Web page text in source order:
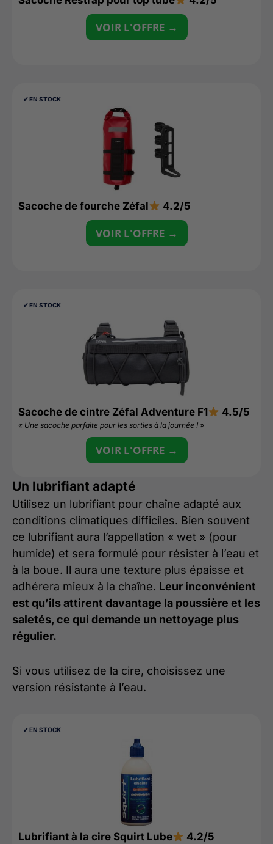
VOIR L'OFFRE →
✔︎ EN STOCK
Sacoche de fourche Zéfal 4.2/5
VOIR L'OFFRE →
✔︎ EN STOCK
Sacoche de cintre Zéfal Adventure F1 4.5/5
« Une sacoche parfaite pour les sorties à la journée ! »
VOIR L'OFFRE →
Un lubrifiant adapté
Utilisez un lubrifiant pour chaîne adapté aux
conditions climatiques difficiles. Bien souvent
ce lubrifiant aura l’appellation « wet » (pour
humide) et sera formulé pour résister à l’eau et
à la boue. Il aura une texture plus épaisse et
adhérera mieux à la chaîne. Leur inconvénient
est qu’ils attirent davantage la poussière et les
saletés, ce qui demande un nettoyage plus
régulier.
Si vous utilisez de la cire, choisissez une
version résistante à l’eau.
✔︎ EN STOCK
Lubrifiant à la cire Squirt Lube 4.2/5